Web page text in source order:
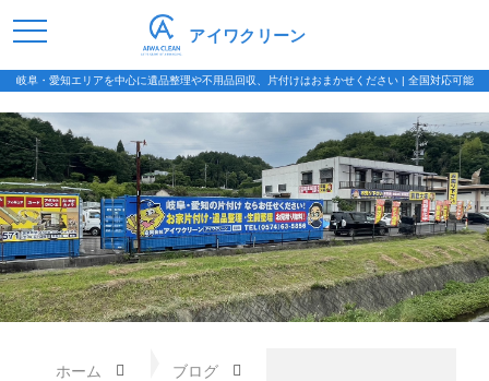
岐阜・愛知エリアを中心に遺品整理や不用品回収、片付けはおまかせください | 全国対応可能
アイワクリーン
ホーム ブログ